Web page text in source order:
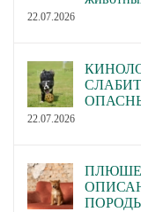
22.07.2026
22.07.2026